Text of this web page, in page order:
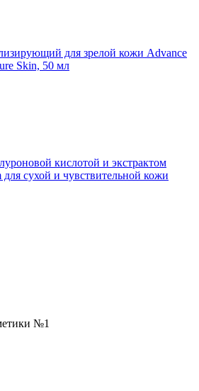
для зрелой кожи Advance
Skin, 50 мл
кислотой и экстрактом
сухой и чувствительной кожи
№1